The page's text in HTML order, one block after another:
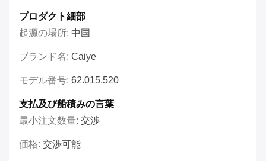
プロダクト細部
起源の場所: 中国
ブランド名: Caiye
モデル番号: 62.015.520
支払及び船積みの言葉
最小注文数量: 交渉
価格: 交渉可能